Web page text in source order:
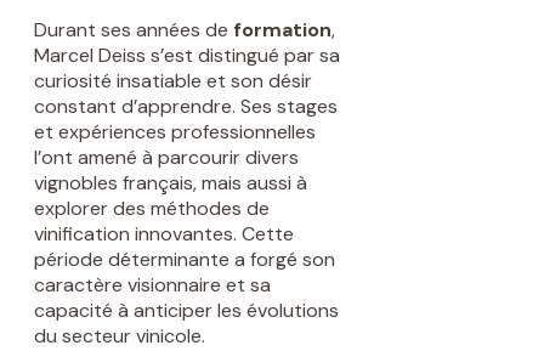
Durant ses années de formation,
Marcel Deiss s’est distingué par sa
curiosité insatiable et son désir
constant d’apprendre. Ses stages
et expériences professionnelles
l’ont amené à parcourir divers
vignobles français, mais aussi à
explorer des méthodes de
vinification innovantes. Cette
période déterminante a forgé son
caractère visionnaire et sa
capacité à anticiper les évolutions
du secteur vinicole.